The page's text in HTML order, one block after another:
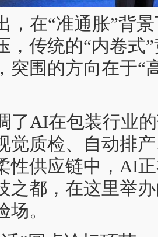
，在“准通胀”背
，传统的“内卷式
突围的方向在于“
了AI在包装行业
觉质检、自动排
性供应链中，AI
之都，在这里举
。